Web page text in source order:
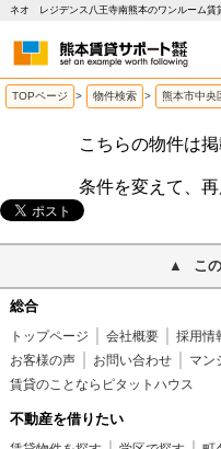
TOPページ > 物件検索 > 熊本市中央
こちらの物件は
条件を変えて、再
こ
総合
トップページ 会社概要 採用情
お客様の声
お問い合わせ
マン
賃貸のことならピタットハウス
不動産を借りたい